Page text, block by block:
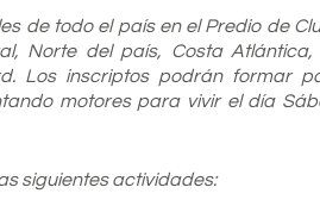
de todo el país en el Predio de
Norte del país, Costa Atlántica,
Los inscriptos podrán formar
motores para vivir el día
siguientes actividades: